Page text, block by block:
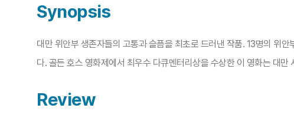
Synopsis
대만 위안부 생존자들의 고통과 슬픔을 최초로 드러낸 작품. 13명의 위
다. 골든 호스 영화제에서 최우수 다큐멘터리상을 수상한 이 영화는 대
Review